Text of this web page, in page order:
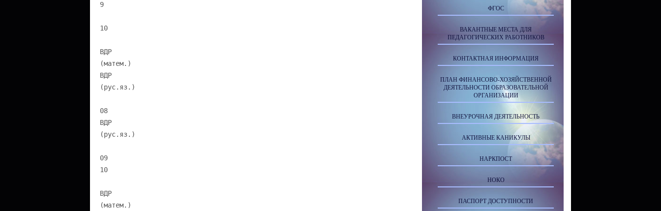
9
10
ВДР
(матем.)
ВДР
(рус.яз.)
08
ВДР
(рус.яз.)
09
10
ВДР
(матем.)
ФГОС
ВАКАНТНЫЕ МЕСТА ДЛЯ
ПЕДАГОГИЧЕСКИХ РАБОТНИКОВ
КОНТАКТНАЯ ИНФОРМАЦИЯ
ПЛАН ФИНАНСОВО-ХОЗЯЙСТВЕННОЙ
ДЕЯТЕЛЬНОСТИ ОБРАЗОВАТЕЛЬНОЙ
ОРГАНИЗАЦИИ
ВНЕУРОЧНАЯ ДЕЯТЕЛЬНОСТЬ
АКТИВНЫЕ КАНИКУЛЫ
НАРКПОСТ
НОКО
ПАСПОРТ ДОСТУПНОСТИ